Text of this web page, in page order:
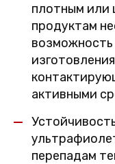
плотным или
продуктам
активными
перепадам